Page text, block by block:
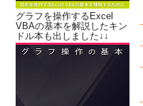
グラフを操作するExcel
VBAの基本を解説したキン
ドル本も出しました↓↓